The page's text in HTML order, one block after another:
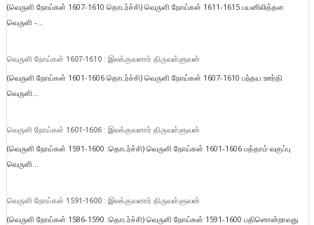
(வெருளி நோய்கள் 1607-1610 தொடர்ச்சி) வெருளி நோய்கள் 1611-1615 பயனிலித்தள
வெருளி -...
வெருளி நோய்கள் 1607-1610 : இலக்குவனார் திருவள்ளுவன்
(வெருளி நோய்கள் 1601-1606 தொடர்ச்சி) வெருளி நோய்கள் 1607-1610 பந்தய ஊர்தி
வெருளி...
வெருளி நோய்கள் 1601-1606 : இலக்குவனார் திருவள்ளுவன்
(வெருளி நோய்கள் 1591-1600 :தொடர்ச்சி) வெருளி நோய்கள் 1601-1606 பத்தாம் வகுப்பு
வெருளி...
வெருளி நோய்கள் 1591-1600 : இலக்குவனார் திருவள்ளுவன்
(வெருளி நோய்கள் 1586-1590 :தொடர்ச்சி) வெருளி நோய்கள் 1591-1600 பதினொன்றாவது